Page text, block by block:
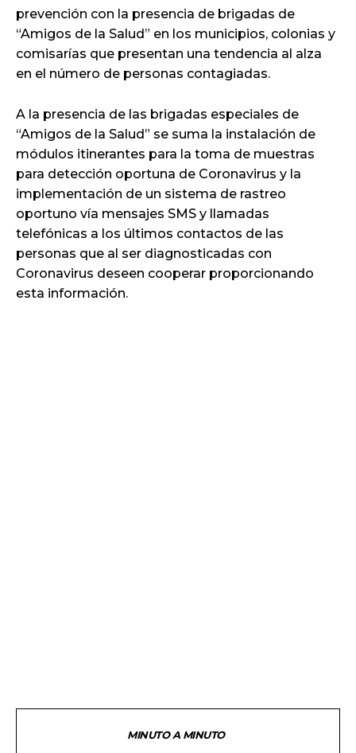
prevención con la presencia de brigadas de
“Amigos de la Salud” en los municipios, colonias y
comisarías que presentan una tendencia al alza
en el número de personas contagiadas.
A la presencia de las brigadas especiales de
“Amigos de la Salud” se suma la instalación de
módulos itinerantes para la toma de muestras
para detección oportuna de Coronavirus y la
implementación de un sistema de rastreo
oportuno vía mensajes SMS y llamadas
telefónicas a los últimos contactos de las
personas que al ser diagnosticadas con
Coronavirus deseen cooperar proporcionando
esta información.
MINUTO A MINUTO